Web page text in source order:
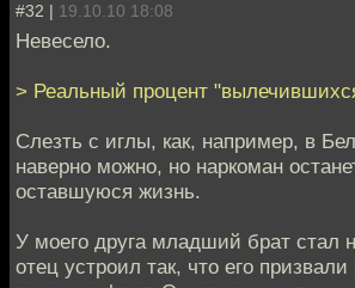
#32 | 19.10.10 18:08
Невесело.
> Реальный процент
Слезть с иглы, как, например, в
наверно можно, но наркоман
оставшуюся жизнь.
У моего друга младший брат стал
отец устроил так, что его